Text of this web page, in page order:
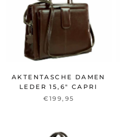
AKTENTASCHE DAMEN
LEDER 15,6" CAPRI
€199,95